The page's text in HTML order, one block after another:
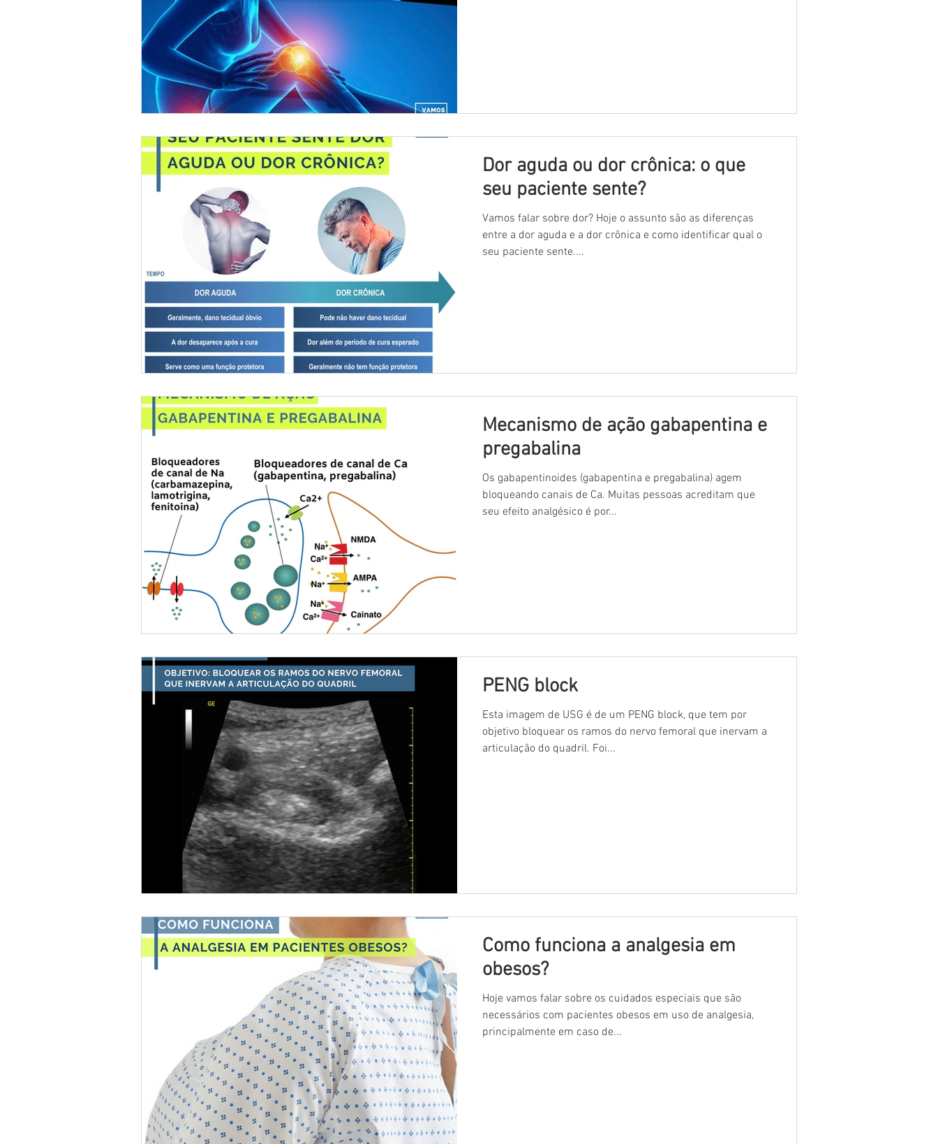
Dor aguda ou dor crônica: o que
seu paciente sente?
Vamos falar sobre dor? Hoje o assunto são as diferenças
entre a dor aguda e a dor crônica e como identificar qual o
seu paciente sente....
Mecanismo de ação gabapentina e
pregabalina
Os gabapentinoides (gabapentina e pregabalina) agem
bloqueando canais de Ca. Muitas pessoas acreditam que
seu efeito analgésico é por...
PENG block
Esta imagem de USG é de um PENG block, que tem por
objetivo bloquear os ramos do nervo femoral que inervam a
articulação do quadril. Foi...
Como funciona a analgesia em
obesos?
Hoje vamos falar sobre os cuidados especiais que são
necessários com pacientes obesos em uso de analgesia,
principalmente em caso de...